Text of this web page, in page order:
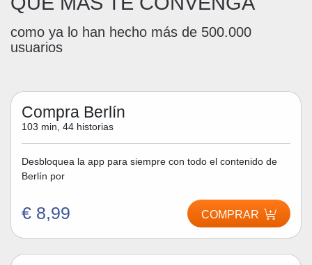
como ya lo han hecho más de 500.000
usuarios
Compra Berlín
103 min, 44 historias
Desbloquea la app para siempre con todo el contenido de
Berlín por
€ 8,99 COMPRAR